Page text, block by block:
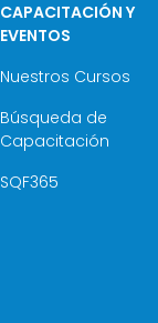
CAPACITACIÓN Y
EVENTOS
Nuestros Cursos
Búsqueda de
Capacitación
SQF365